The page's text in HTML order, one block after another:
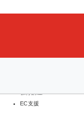
ン
ツ
移
教育講座
EC支援